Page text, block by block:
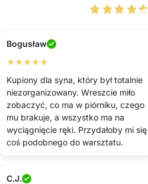
Bogusław
★★★★★
Kupiony dla syna, który był totalnie
niezorganizowany. Wreszcie miło
zobaczyć, co ma w piórniku, czego
mu brakuje, a wszystko ma na
wyciągnięcie ręki. Przydałoby mi się
coś podobnego do warsztatu.
C.J.